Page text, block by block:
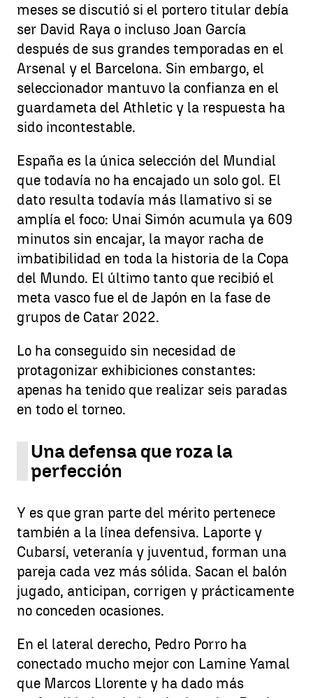
meses se discutió si el portero titular debía
ser David Raya o incluso Joan García
después de sus grandes temporadas en el
Arsenal y el Barcelona. Sin embargo, el
seleccionador mantuvo la confianza en el
guardameta del Athletic y la respuesta ha
sido incontestable.
España es la única selección del Mundial
que todavía no ha encajado un solo gol. El
dato resulta todavía más llamativo si se
amplía el foco: Unai Simón acumula ya 609
minutos sin encajar, la mayor racha de
imbatibilidad en toda la historia de la Copa
del Mundo. El último tanto que recibió el
meta vasco fue el de Japón en la fase de
grupos de Catar 2022.
Lo ha conseguido sin necesidad de
protagonizar exhibiciones constantes:
apenas ha tenido que realizar seis paradas
en todo el torneo.
Una defensa que roza la
perfección
Y es que gran parte del mérito pertenece
también a la línea defensiva. Laporte y
Cubarsí, veteranía y juventud, forman una
pareja cada vez más sólida. Sacan el balón
jugado, anticipan, corrigen y prácticamente
no conceden ocasiones.
En el lateral derecho, Pedro Porro ha
conectado mucho mejor con Lamine Yamal
que Marcos Llorente y ha dado más